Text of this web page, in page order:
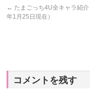
← たまごっち4U全キャラ紹
年1月25日現在）
コメントを残す